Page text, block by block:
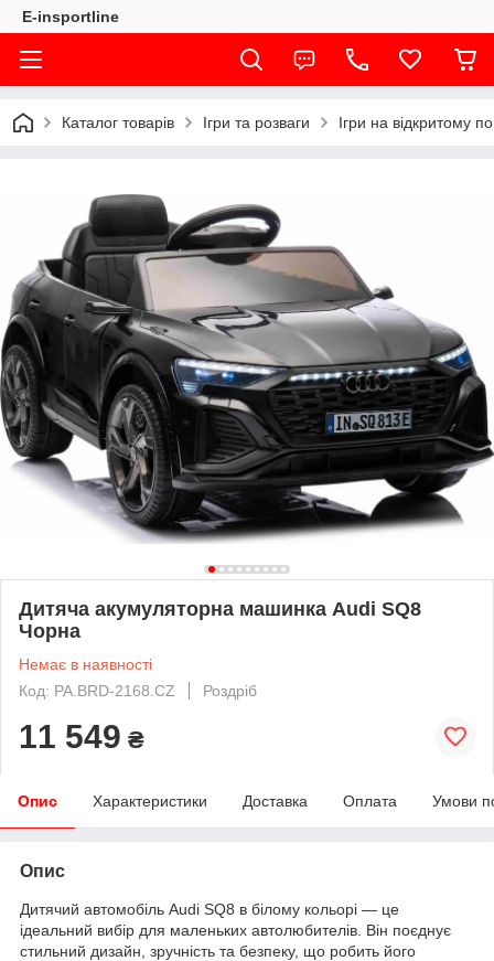
E-insportline
Каталог товарів Ігри та розваги Ігри на відкритому
Дитяча акумуляторна машинка Audi SQ8
Чорна
Немає в наявності
Код: PA.BRD-2168.CZ
Роздріб
11 549 ₴
Опис Характеристики Доставка Оплата Умови
Опис
Дитячий автомобіль Audi SQ8 в білому кольорі — це
ідеальний вибір для маленьких автолюбителів. Він поєднує
стильний дизайн, зручність та безпеку, що робить його